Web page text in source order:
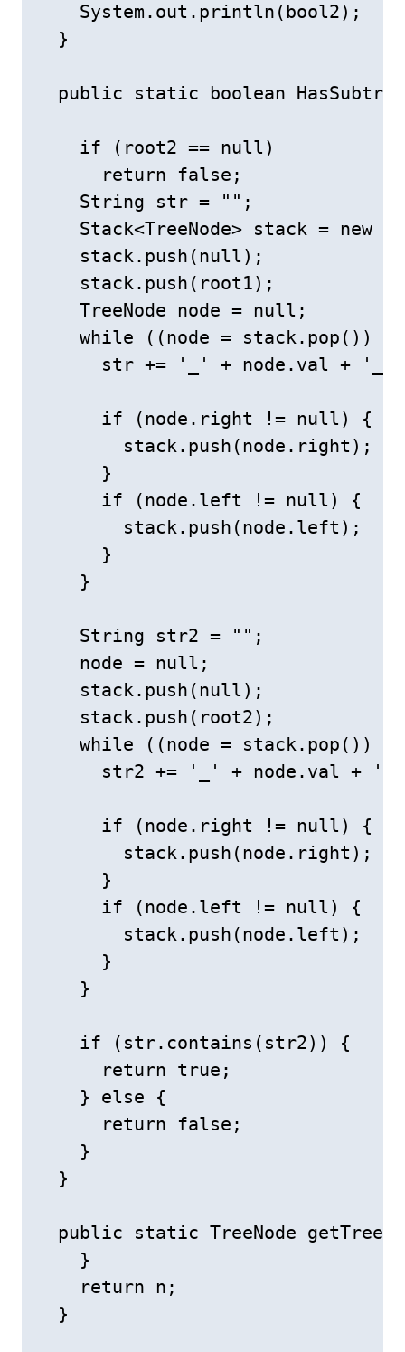
    System.out.println(bool2);
  }
public static boolean
    if (root2 == null)
      return false;
    String str = "";
Stack<TreeNode> stack = new
    stack.push(null);
    stack.push(root1);
    TreeNode node = null;
while ((node = stack.pop())
      str += '_' + node.val + '_';
      if (node.right != null) {
        stack.push(node.right);
      }
      if (node.left != null) {
        stack.push(node.left);
      }
    }
    String str2 = "";
    node = null;
    stack.push(null);
    stack.push(root2);
while ((node = stack.pop())
str2 += '_' + node.val +
      if (node.right != null) {
        stack.push(node.right);
      }
      if (node.left != null) {
        stack.push(node.left);
      }
    }
    if (str.contains(str2)) {
      return true;
    } else {
      return false;
    }
  }
public static TreeNode
    }
    return n;
  }